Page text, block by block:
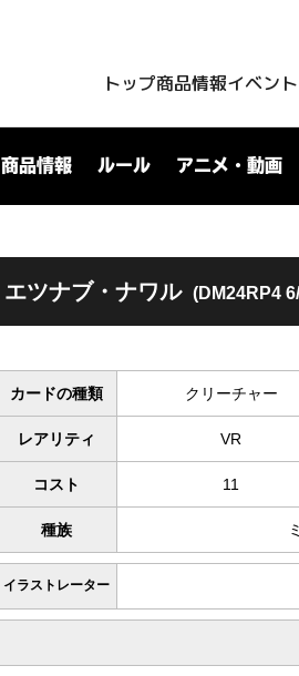
トップ商品情報イベン
商品情報 ルール アニメ・動画
エツナブ・ナワル (DM24RP4
カードの種類 クリーチャー
レアリティ VR
コスト 11
種族
イラストレーター